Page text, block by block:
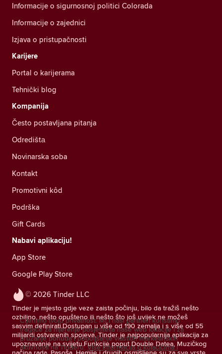
© 2026 Tinder LLC
Tinder je mjesto gdje veze zaista počinju, bilo da tražiš nešto
ozbiljno, nešto opušteno ili nešto što još uvijek ne možeš
sasvim definirati.Dostupan u više od 190 zemalja i s više od 55
milijardi ostvarenih spojeva, Tinder je najpopularnija aplikacija za
upoznavanje na svijetu.Funkcije poput Double Datea, Muzičkog
Informacije o sigurnosnoj politici Colorada
Informacije o zajednici
Izjava o pristupačnosti
Karijere
Portal o karijerama
Tehnički blog
Kompanija
Često postavljana pitanja
Odredištа
Novinarska soba
Kontakt
Promotivni kôd
Podrška
Gift Cards
Nabavi aplikaciju!
App Store
Google Play Store
Cijenimo tvoju privatnost. Mi i naši partneri koristimo
tragače za mjerenje posjetitelja naše web lokacije i za
pružanje ponuda i poboljšanje vlastitih marketinških
aktivnosti na Tinderu. Više informacija o kolačićima i